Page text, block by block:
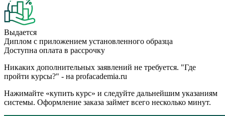
Выдается
Диплом с приложением установленного образца
Доступна оплата в рассрочку
Никаких дополнительных заявлений не требуется. "Где
пройти курсы?" - на profacademia.ru
Нажимайте «купить курс» и следуйте дальнейшим указаниям
системы. Оформление заказа займет всего несколько минут.